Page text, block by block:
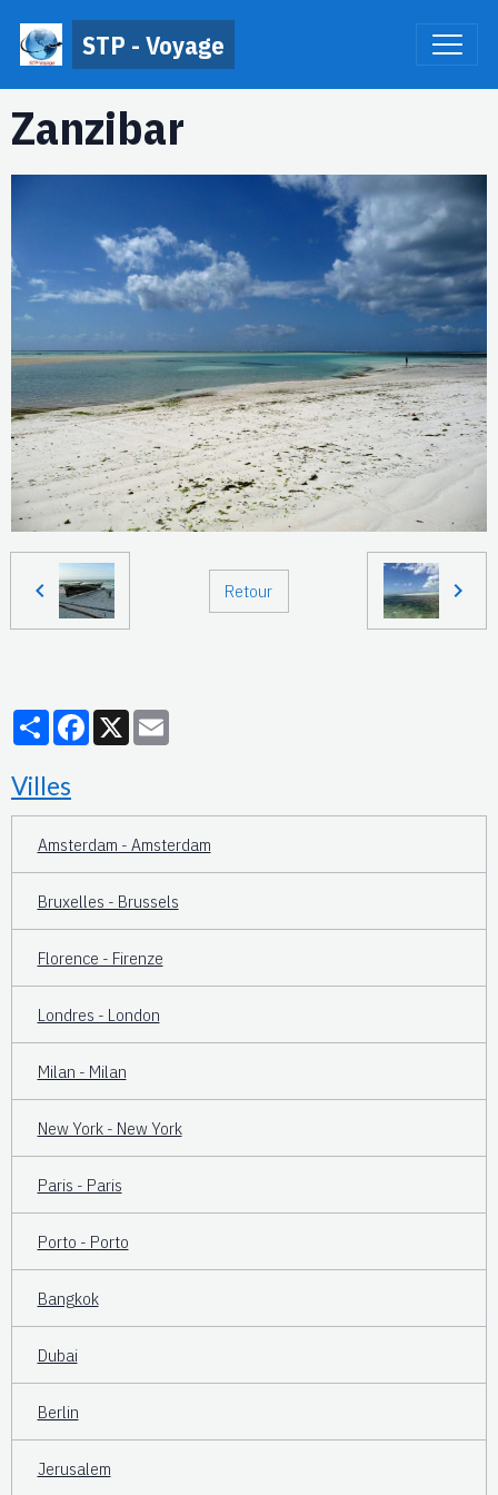
STP - Voyage
Zanzibar
Retour
PartagerFacebook
X
Villes
Amsterdam - Amsterdam
Bruxelles - Brussels
Florence - Firenze
Londres - London
Milan - Milan
New York - New York
Paris - Paris
Porto - Porto
Bangkok
Dubai
Berlin
Jerusalem